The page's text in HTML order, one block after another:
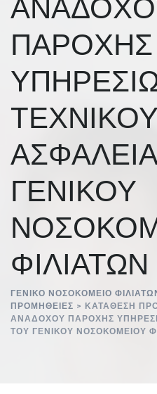
ΠΑΡΟΧΗΣ
ΤΕΧΝΙΚΟΥ
ΓΕΝΙΚΟΥ
ΦΙΛΙΑΤΩΝ
ΓΕΝΙΚΌ ΝΟΣΟΚΟΜΕΊΟ
ΠΡΟΜΉΘΕΙΕΣ > ΚΑΤΑΘΕΣΗ
ΑΝΑΔΟΧΟΥ ΠΑΡΟΧΗΣ
ΤΟΥ ΓΕΝΙΚΟΥ ΝΟΣΟΚΟΜΕΙΟΥ